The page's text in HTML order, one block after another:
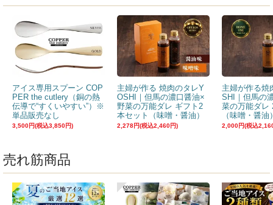
アイス専用スプーン COP
PER the cutlery（銅の熱
伝導で“すくいやすい”）※
単品販売なし
3,500円(税込3,850円)
主婦が作る 焼肉のタレY
OSHI｜但馬の濃口醤油×
野菜の万能ダレ ギフト2
本セット（味噌・醤油）
2,278円(税込2,460円)
主婦が作る焼
SHI｜但馬の
菜の万能ダレ
（味噌・醤油
2,000円(税込
売れ筋商品